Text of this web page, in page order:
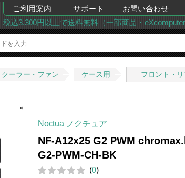
ご利用案内 サポート お問い合わせ
税込3,300円以上で送料無料（一部商品・eXcomputer
クーラー・ファン ケース用 フロント・リ
×
Noctua ノクチュア
NF-A12x25 G2 PWM
G2-PWM-CH-BK
(0)